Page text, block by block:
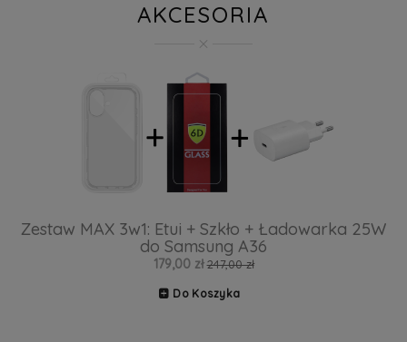
AKCESORIA
Zestaw MAX 3w1: Etui + Szkło + Ładowarka 25W
do Samsung A36
179,00 zł 247,00 zł
Do Koszyka